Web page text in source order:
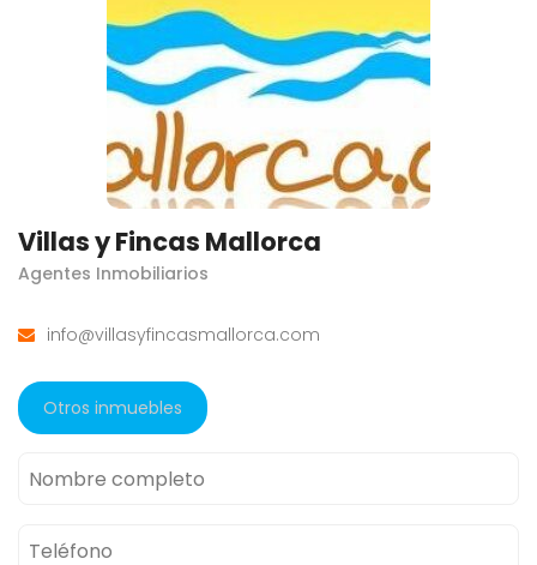
Villas y Fincas Mallorca
Agentes Inmobiliarios
info@villasyfincasmallorca.com
Otros inmuebles